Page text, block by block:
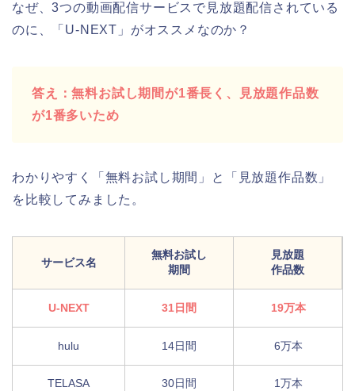
なぜ、3つの動画配信サービスで見放題配信されている
のに、「U-NEXT」がオススメなのか？
答え：無料お試し期間が1番長く、見放題作品数
が1番多いため
わかりやすく「無料お試し期間」と「見放題作品数」
を比較してみました。
サービス名
無料お試し
期間
見放題
作品数
U-NEXT 31日間 19万本
hulu 14日間 6万本
TELASA 30日間 1万本